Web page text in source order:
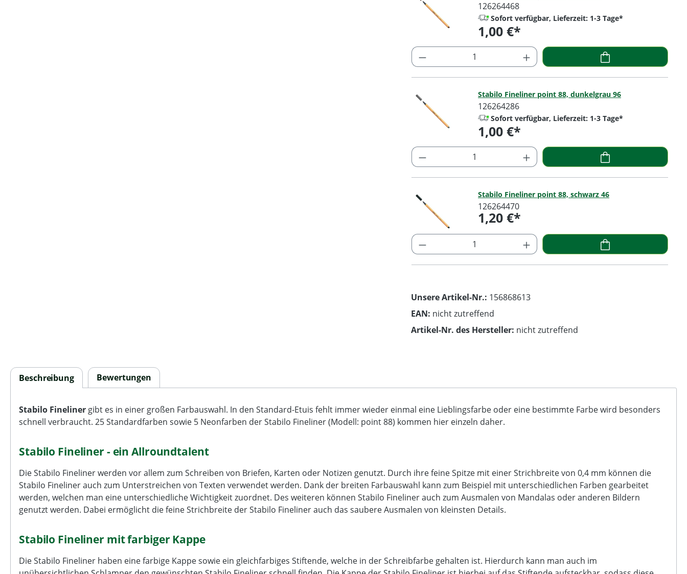
126264468
Sofort verfügbar, Lieferzeit: 1-3 Tage*
Regulärer Preis:
1,00 €*
Produkt Anzahl: Gib den gewünschten Wert
Stabilo Fineliner point 88, dunkelgrau 96
126264286
Sofort verfügbar, Lieferzeit: 1-3 Tage*
Regulärer Preis:
1,00 €*
Produkt Anzahl: Gib den gewünschten Wert
Stabilo Fineliner point 88, schwarz 46
126264470
Regulärer Preis:
1,20 €*
Produkt Anzahl: Gib den gewünschten Wert
Unsere Artikel-Nr.: 156868613
EAN: nicht zutreffend
Artikel-Nr. des Hersteller: nicht zutreffend
Beschreibung Bewertungen
Stabilo Fineliner gibt es in einer großen Farbauswahl. In den Standard-Etuis fehlt immer wieder einmal eine Lieblingsfarbe oder eine bestimmte Farbe wird besonders
schnell verbraucht. 25 Standardfarben sowie 5 Neonfarben der Stabilo Fineliner (Modell: point 88) kommen hier einzeln daher.
Stabilo Fineliner - ein Allroundtalent
Die Stabilo Fineliner werden vor allem zum Schreiben von Briefen, Karten oder Notizen genutzt. Durch ihre feine Spitze mit einer Strichbreite von 0,4 mm können die
Stabilo Fineliner auch zum Unterstreichen von Texten verwendet werden. Dank der breiten Farbauswahl kann zum Beispiel mit unterschiedlichen Farben gearbeitet
werden, welchen man eine unterschiedliche Wichtigkeit zuordnet. Des weiteren können Stabilo Fineliner auch zum Ausmalen von Mandalas oder anderen Bildern
genutzt werden. Dabei ermöglicht die feine Strichbreite der Stabilo Fineliner auch das saubere Ausmalen von kleinsten Details.
Stabilo Fineliner mit farbiger Kappe
Die Stabilo Fineliner haben eine farbige Kappe sowie ein gleichfarbiges Stiftende, welche in der Schreibfarbe gehalten ist. Hierdurch kann man auch im